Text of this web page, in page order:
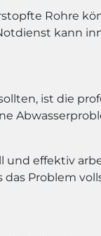
Rohre
kann
ist die
und effektiv
das Problem